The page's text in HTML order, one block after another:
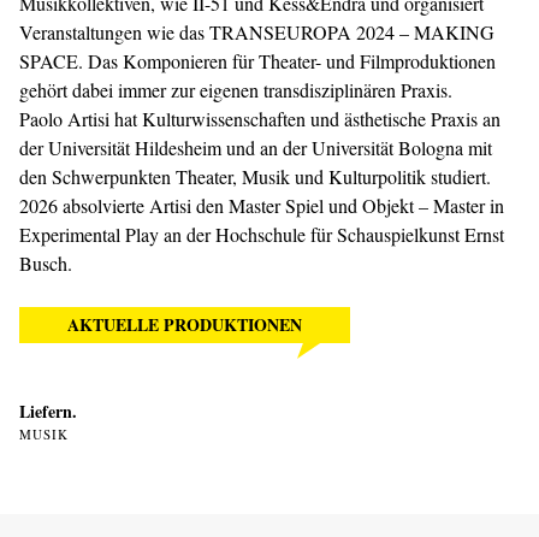
Veranstaltungen wie das TRANSEUROPA 2024 – MAKING
SPACE. Das Komponieren für Theater- und Filmproduktionen
gehört dabei immer zur eigenen transdisziplinären Praxis.
Paolo Artisi hat Kulturwissenschaften und ästhetische Praxis an
der Universität Hildesheim und an der Universität Bologna mit
den Schwerpunkten Theater, Musik und Kulturpolitik studiert.
2026 absolvierte Artisi den Master Spiel und Objekt – Master in
Experimental Play an der Hochschule für Schauspielkunst Ernst
Busch.
AKTUELLE PRODUKTIONEN
Liefern.
MUSIK